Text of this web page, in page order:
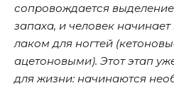
сопровождается
запаха, и человек
лаком для ногтей
ацетоновыми). Этот этап
для жизни: начинаются